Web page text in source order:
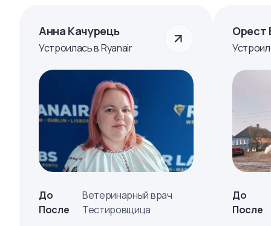
Анна Качурець
Устроилась в Ryanair
До
Ветеринарный врач
После
Тестировщица
Орест
До
После